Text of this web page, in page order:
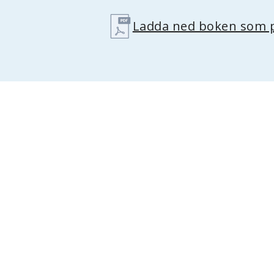
Ladda ned boken som